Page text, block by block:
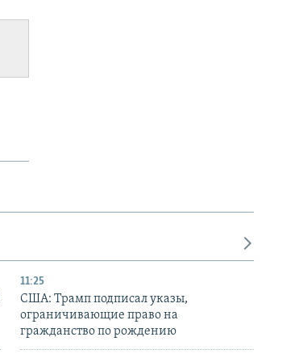
11:25
США: Трамп подписал указы,
ограничивающие право на
гражданство по рождению